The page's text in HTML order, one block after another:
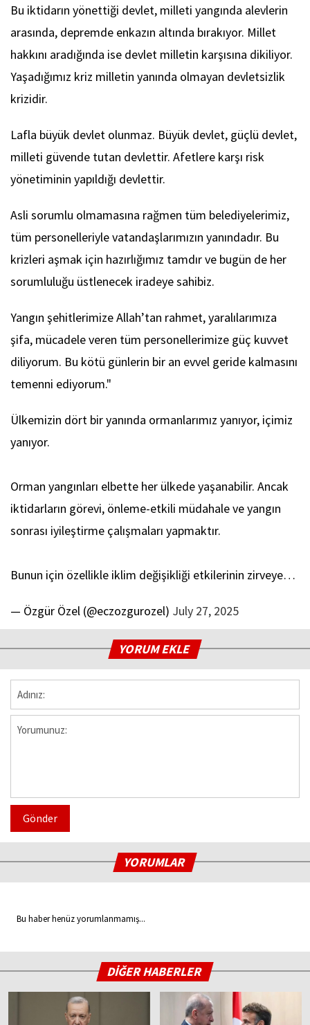
Bu iktidarın yönettiği devlet, milleti yangında alevlerin
arasında, depremde enkazın altında bırakıyor. Millet
hakkını aradığında ise devlet milletin karşısına dikiliyor.
Yaşadığımız kriz milletin yanında olmayan devletsizlik
krizidir.
Lafla büyük devlet olunmaz. Büyük devlet, güçlü devlet,
milleti güvende tutan devlettir. Afetlere karşı risk
yönetiminin yapıldığı devlettir.
Asli sorumlu olmamasına rağmen tüm belediyelerimiz,
tüm personelleriyle vatandaşlarımızın yanındadır. Bu
krizleri aşmak için hazırlığımız tamdır ve bugün de her
sorumluluğu üstlenecek iradeye sahibiz.
Yangın şehitlerimize Allah’tan rahmet, yaralılarımıza
şifa, mücadele veren tüm personellerimize güç kuvvet
diliyorum. Bu kötü günlerin bir an evvel geride kalmasını
temenni ediyorum."
Ülkemizin dört bir yanında ormanlarımız yanıyor, içimiz
yanıyor.
Orman yangınları elbette her ülkede yaşanabilir. Ancak
iktidarların görevi, önleme-etkili müdahale ve yangın
sonrası iyileştirme çalışmaları yapmaktır.
Bunun için özellikle iklim değişikliği etkilerinin zirveye…
— Özgür Özel (@eczozgurozel) July 27, 2025
YORUM EKLE
Gönder
YORUMLAR
Bu haber henüz yorumlanmamış...
DİĞER HABERLER